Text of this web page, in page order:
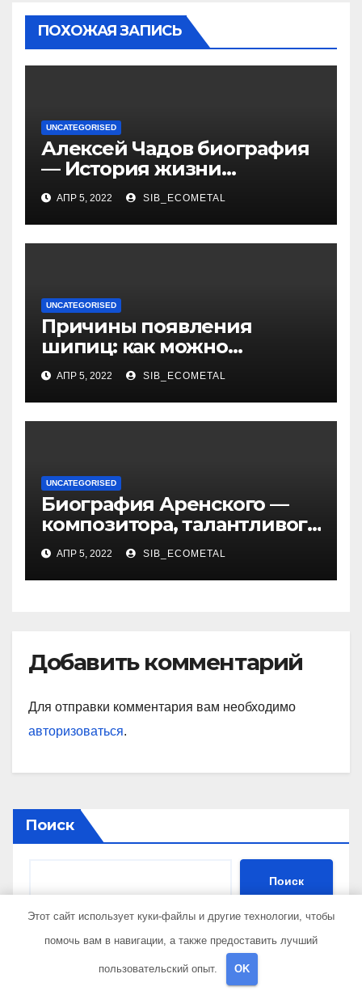
ПОХОЖАЯ ЗАПИСЬ
UNCATEGORISED
Алексей Чадов биография
— История жизни
российского актера
АПР 5, 2022 SIB_ECOMETAL
UNCATEGORISED
Причины появления
шипиц: как можно
заразиться вирусом
АПР 5, 2022 SIB_ECOMETAL
UNCATEGORISED
Биография Аренского —
композитора, талантливого
музыканта и педагога
АПР 5, 2022 SIB_ECOMETAL
Добавить комментарий
Для отправки комментария вам необходимо
авторизоваться.
Поиск
Поиск
Этот сайт использует куки-файлы и другие технологии, чтобы
помочь вам в навигации, а также предоставить лучший
пользовательский опыт. OK